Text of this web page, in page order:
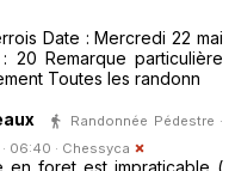
Date : Mercredi 22 mai
20 Remarque particulière
Toutes les randonn
Randonnée Pédestre ·
06:40 · Chessyca
en foret est impraticable (